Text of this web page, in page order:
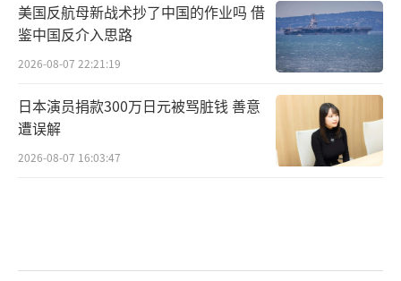
美国反航母新战术抄了中国的作业吗 借
鉴中国反介入思路
2026-08-07 22:21:19
日本演员捐款300万日元被骂脏钱 善意
遭误解
2026-08-07 16:03:47